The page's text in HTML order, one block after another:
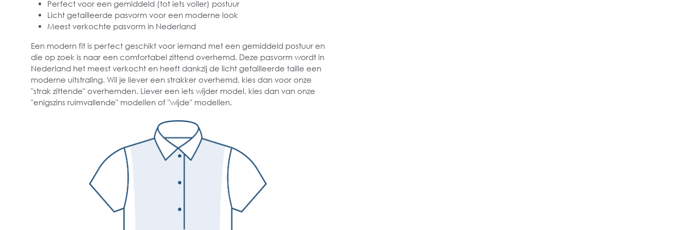
Perfect voor een gemiddeld (tot iets voller) postuur
Licht getailleerde pasvorm voor een moderne look
Meest verkochte pasvorm in Nederland
Een modern fit is perfect geschikt voor iemand met een gemiddeld postuur en
die op zoek is naar een comfortabel zittend overhemd. Deze pasvorm wordt in
Nederland het meest verkocht en heeft dankzij de licht getailleerde taille een
moderne uitstraling. Wil je liever een strakker overhemd, kies dan voor onze
"strak zittende" overhemden. Liever een iets wijder model, kies dan van onze
"enigszins ruimvallende" modellen of "wijde" modellen.